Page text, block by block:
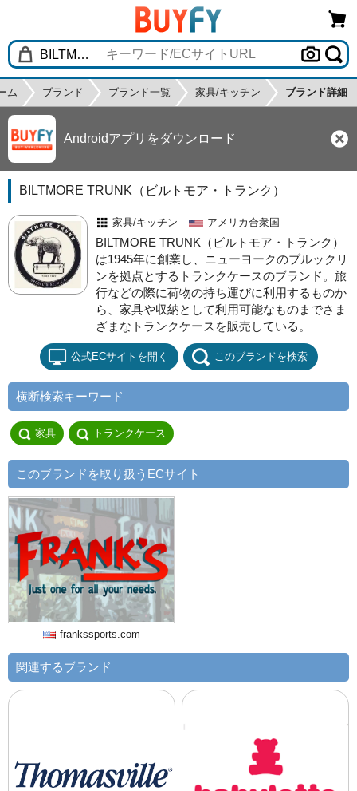
ム ブランド ブランド一覧 家具/キッチン ブランド詳細
Androidアプリをダウンロード
BILTMORE TRUNK（ビルトモア・トランク）
家具/キッチン アメリカ合衆国
BILTMORE TRUNK（ビルトモア・トランク）
は1945年に創業し、ニューヨークのブルックリ
ンを拠点とするトランクケースのブランド。旅
行などの際に荷物の持ち運びに利用するものか
ら、家具や収納として利用可能なものまでさま
ざまなトランクケースを販売している。
公式ECサイトを開く このブランドを検索
横断検索キーワード
家具 トランクケース
このブランドを取り扱うECサイト
frankssports.com
関連するブランド